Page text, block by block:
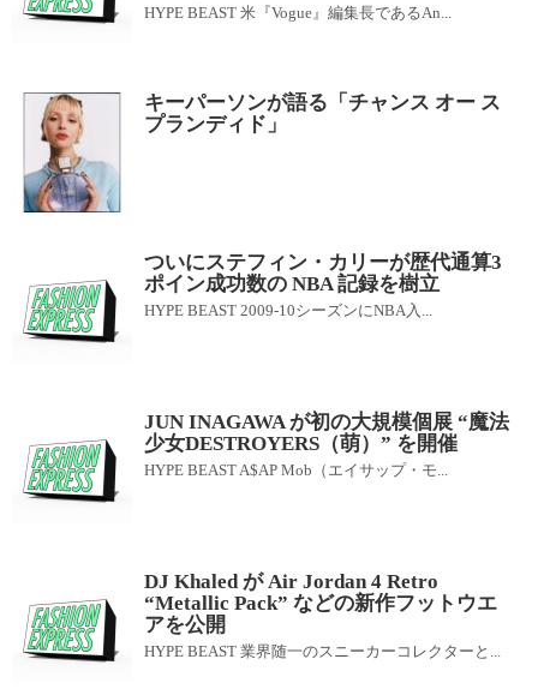
HYPE BEAST 米『Vogue』編集長であるAn...
キーパーソンが語る「チャンス オー ス
プランディド」
ついにステフィン・カリーが歴代通算3
ポイン成功数の NBA 記録を樹立
HYPE BEAST 2009-10シーズンにNBA入...
JUN INAGAWA が初の大規模個展 “魔法
少女DESTROYERS（萌）” を開催
HYPE BEAST A$AP Mob（エイサップ・モ...
DJ Khaled が Air Jordan 4 Retro
“Metallic Pack” などの新作フットウエ
アを公開
HYPE BEAST 業界随一のスニーカーコレクターと...